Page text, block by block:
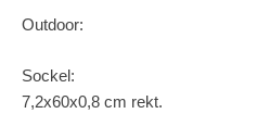
Outdoor:
Sockel:
7,2x60x0,8 cm rekt.